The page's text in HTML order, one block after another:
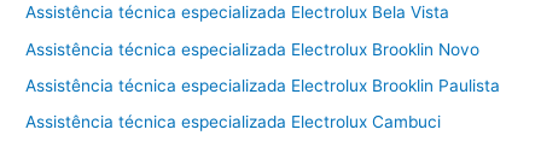
Assistência técnica especializada Electrolux Bela Vista
Assistência técnica especializada Electrolux Brooklin Novo
Assistência técnica especializada Electrolux Brooklin Paulista
Assistência técnica especializada Electrolux Cambuci